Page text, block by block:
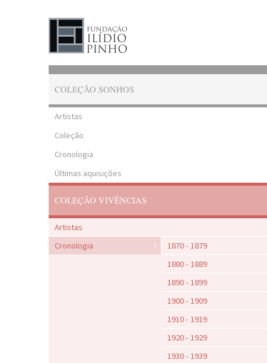
COLEÇÃO SONHOS
Artistas
Coleção
Cronologia
Últimas aquisições
COLEÇÃO VIVÊNCIAS
Artistas
Cronologia
1870 - 1879
1880 - 1889
1890 - 1899
1900 - 1909
1910 - 1919
1920 - 1929
1930 - 1939